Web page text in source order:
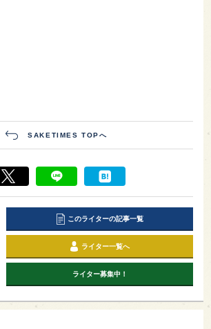
SAKETIMES TOPへ
このライターの記事一覧
ライター一覧へ
ライター募集中！